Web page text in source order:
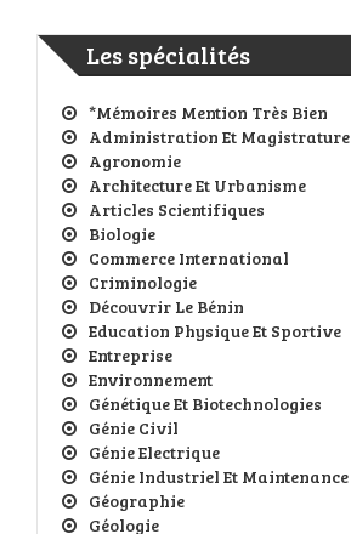
Les spécialités
*Mémoires Mention Très Bien
Administration Et Magistrature
Agronomie
Architecture Et Urbanisme
Articles Scientifiques
Biologie
Commerce International
Criminologie
Découvrir Le Bénin
Education Physique Et Sportive
Entreprise
Environnement
Génétique Et Biotechnologies
Génie Civil
Génie Electrique
Génie Industriel Et Maintenance
Géographie
Géologie